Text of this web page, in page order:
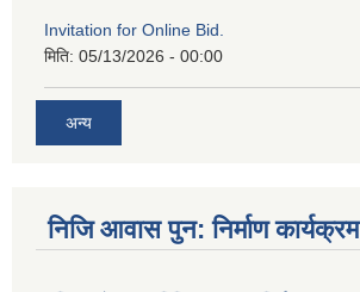
Invitation for Online Bid.
मिति: 05/13/2026 - 00:00
अन्य
निजि आवास पुन: निर्माण कार्यक्रम